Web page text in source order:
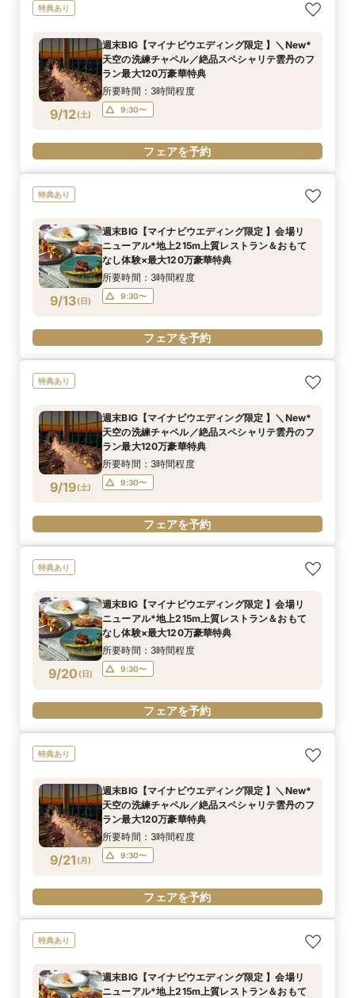
特典あり
9/12(土)
週末BIG【マイナビウエディング限定 】＼New*
天空の洗練チャペル／絶品スペシャリテ雲丹のフ
ラン最大120万豪華特典
所要時間：3時間程度
9:30〜
フェアを予約
特典あり
9/13(日)
週末BIG【マイナビウエディング限定 】会場リ
ニューアル*地上215m上質レストラン＆おもて
なし体験×最大120万豪華特典
所要時間：3時間程度
9:30〜
フェアを予約
特典あり
9/19(土)
週末BIG【マイナビウエディング限定 】＼New*
天空の洗練チャペル／絶品スペシャリテ雲丹のフ
ラン最大120万豪華特典
所要時間：3時間程度
9:30〜
フェアを予約
特典あり
9/20 (日)
週末BIG【マイナビウエディング限定 】会場リ
ニューアル*地上215m上質レストラン＆おもて
なし体験×最大120万豪華特典
所要時間：3時間程度
9:30〜
フェアを予約
特典あり
9/21 (月)
週末BIG【マイナビウエディング限定 】＼New*
天空の洗練チャペル／絶品スペシャリテ雲丹のフ
ラン最大120万豪華特典
所要時間：3時間程度
9:30〜
フェアを予約
特典あり
週末BIG【マイナビウエディング限定 】会場リ
ニューアル*地上215m上質レストラン＆おもて